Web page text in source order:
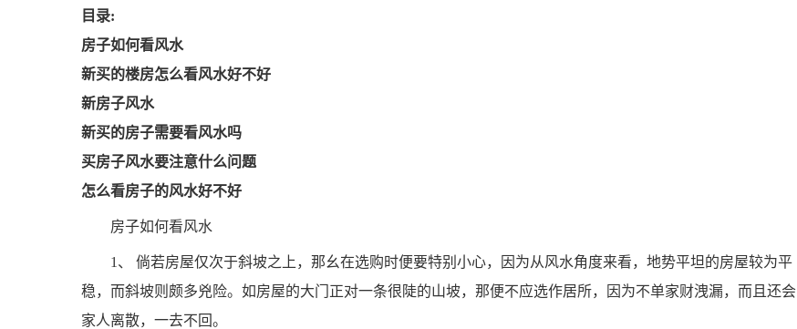
目录:
房子如何看风水
新买的楼房怎么看风水好不好
新房子风水
新买的房子需要看风水吗
买房子风水要注意什么问题
怎么看房子的风水好不好
房子如何看风水
1、 倘若房屋仅次于斜坡之上，那幺在选购时便要特别小心，因为从风水角度来看，地势平坦的房屋较为平
稳，而斜坡则颇多兇险。如房屋的大门正对一条很陡的山坡，那便不应选作居所，因为不单家财洩漏，而且还会
家人离散，一去不回。